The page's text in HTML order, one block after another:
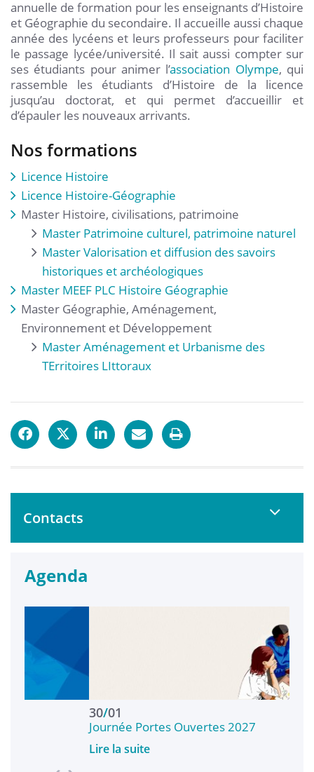
annuelle de formation pour les enseignants d’Histoire
et Géographie du secondaire. Il accueille aussi chaque
année des lycéens et leurs professeurs pour faciliter
le passage lycée/université. Il sait aussi compter sur
ses étudiants pour animer l’association Olympe, qui
rassemble les étudiants d’Histoire de la licence
jusqu’au doctorat, et qui permet d’accueillir et
d’épauler les nouveaux arrivants.
Nos formations
Licence Histoire
Licence Histoire-Géographie
Master Histoire, civilisations, patrimoine
Master Patrimoine culturel, patrimoine naturel
Master Valorisation et diffusion des savoirs
historiques et archéologiques
Master MEEF PLC Histoire Géographie
Master Géographie, Aménagement,
Environnement et Développement
Master Aménagement et Urbanisme des
TErritoires LIttoraux
Contacts
Agenda
Journée Portes Ouvertes 2027